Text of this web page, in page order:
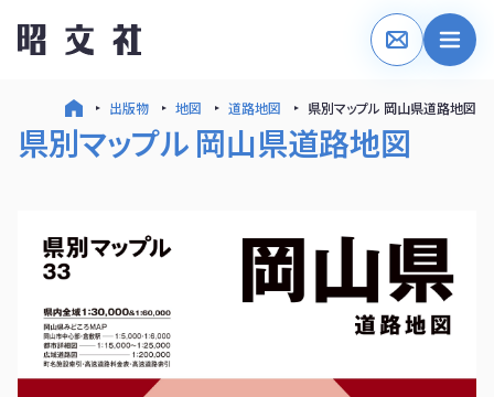
県別マップル 岡山県道路地図
出版物 地図 道路地図 県別マップル 岡山県道路地図